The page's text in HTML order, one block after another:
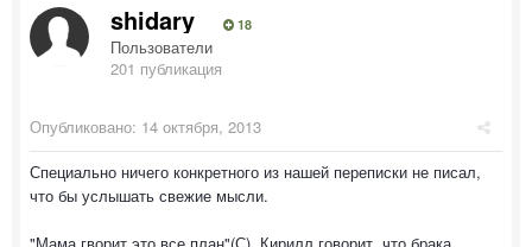
shidary 18
Пользователи
201 публикация
Опубликовано: 14 октября, 2013
Специально ничего конкретного из нашей переписки не писал,
что бы услышать свежие мысли.
"Мама гворит это все план"(С), Кирилл говорит, что брака